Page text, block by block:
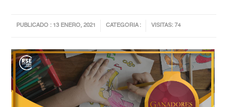
PUBLICADO : 13 ENERO, 2021 CATEGORIA : VISITAS: 74